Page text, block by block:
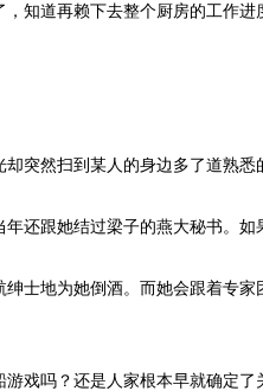
知道再赖下去整个厨房的工作
突然扫到某人的身边多了道熟悉
还跟她结过梁子的燕大秘书。如
士地为她倒酒。而她会跟着专家
戏吗？还是人家根本早就确定